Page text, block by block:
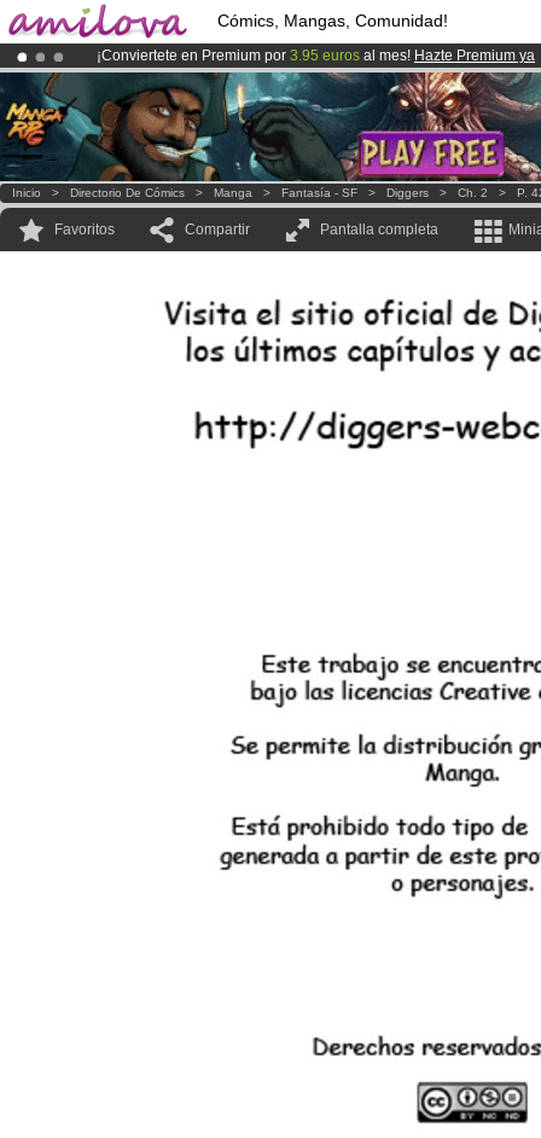
Cómics, Mangas, Comunidad!
¡Conviertete en Premium por 3.95 euros al mes! Hazte Premium ya
¡Ya tenemos 100000miembrosy 1000Cómics y Mangas!.
El Kickstarter Amilova está desormado lanzado!.
Inicio > Directorio De Cómics > Manga > Fantasía - SF > Diggers > Ch. 2 > P.
Favoritos Compartir Pantalla completa